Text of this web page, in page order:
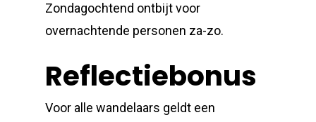
Zondagochtend ontbijt voor
overnachtende personen za-zo.
Reflectiebonus
Voor alle wandelaars geldt een